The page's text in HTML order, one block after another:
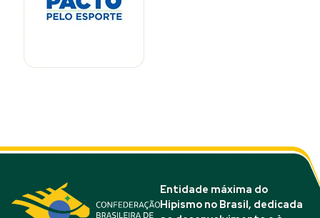
Entidade máxima do
Hipismo no Brasil, dedicada